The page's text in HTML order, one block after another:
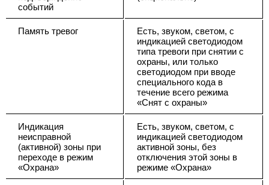
событий
Память тревог
Есть, звуком, светом, с
индикацией светодиодом
типа тревоги при снятии с
охраны, или только
светодиодом при вводе
специального кода в
течение всего режима
«Снят с охраны»
Индикация
неисправной
(активной) зоны при
переходе в режим
«Охрана»
Есть, звуком, светом, с
индикацией светодиодом
активной зоны, без
отключения этой зоны в
режиме «Охрана»